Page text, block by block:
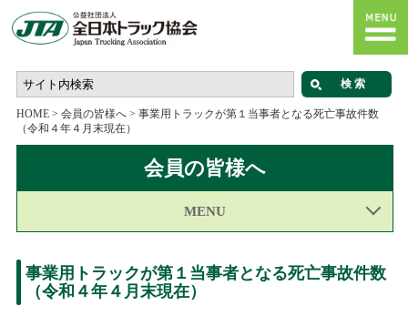
HOME> 会員の皆様へ> 事業用トラックが第１当事者となる死亡事故件数
（令和４年４月末現在）
会員の皆様へ
MENU
事業用トラックが第１当事者となる死亡事故件数
（令和４年４月末現在）